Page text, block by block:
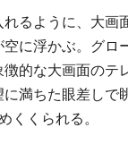
るように、大画
に浮かぶ。グロ
的な大画面のテ
満ちた眼差しで
くくられる。